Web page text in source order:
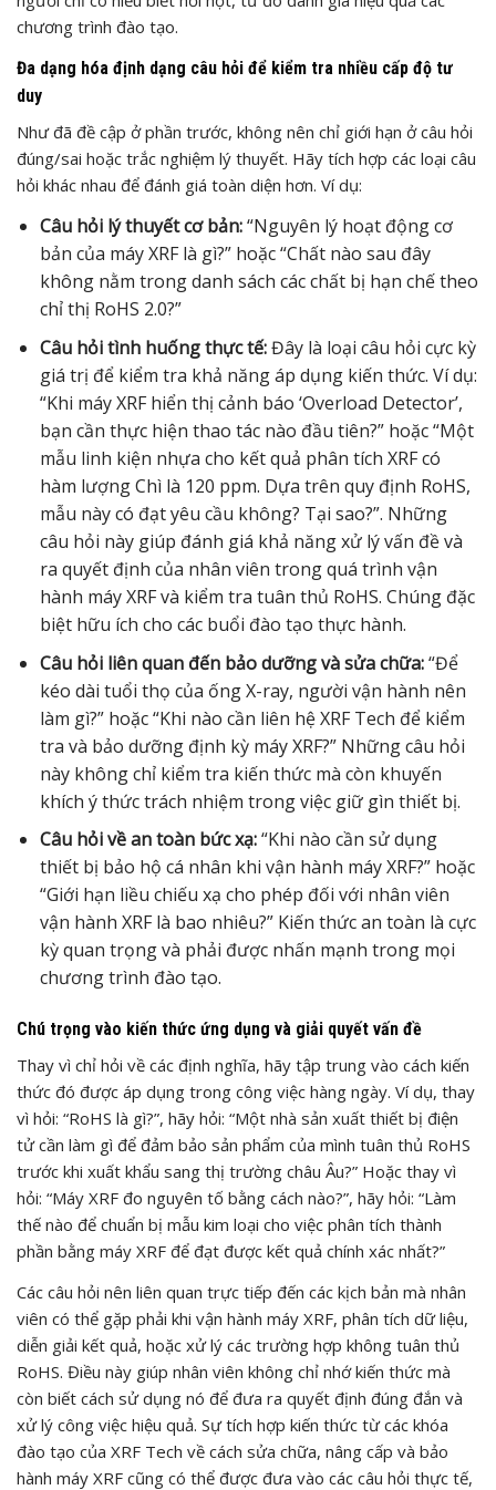
chương trình đào tạo.
Đa dạng hóa định dạng câu hỏi để kiểm tra nhiều cấp độ tư
duy
Như đã đề cập ở phần trước, không nên chỉ giới hạn ở câu hỏi
đúng/sai hoặc trắc nghiệm lý thuyết. Hãy tích hợp các loại câu
hỏi khác nhau để đánh giá toàn diện hơn. Ví dụ:
Câu hỏi lý thuyết cơ bản:“Nguyên lý hoạt động cơ
bản của máy XRF là gì?” hoặc “Chất nào sau đây
không nằm trong danh sách các chất bị hạn chế theo
chỉ thị RoHS 2.0?”
Câu hỏi tình huống thực tế:Đây là loại câu hỏi cực kỳ
giá trị để kiểm tra khả năng áp dụng kiến thức. Ví dụ:
“Khi máy XRF hiển thị cảnh báo ‘Overload Detector’,
bạn cần thực hiện thao tác nào đầu tiên?” hoặc “Một
mẫu linh kiện nhựa cho kết quả phân tích XRF có
hàm lượng Chì là 120 ppm. Dựa trên quy định RoHS,
mẫu này có đạt yêu cầu không? Tại sao?”. Những
câu hỏi này giúp đánh giá khả năng xử lý vấn đề và
ra quyết định của nhân viên trong quá trình vận
hành máy XRF và kiểm tra tuân thủ RoHS. Chúng đặc
biệt hữu ích cho các buổi đào tạo thực hành.
Câu hỏi liên quan đến bảo dưỡng và sửa chữa:“Để
kéo dài tuổi thọ của ống X-ray, người vận hành nên
làm gì?” hoặc “Khi nào cần liên hệ XRF Tech để kiểm
tra và bảo dưỡng định kỳ máy XRF?” Những câu hỏi
này không chỉ kiểm tra kiến thức mà còn khuyến
khích ý thức trách nhiệm trong việc giữ gìn thiết bị.
Câu hỏi về an toàn bức xạ:“Khi nào cần sử dụng
thiết bị bảo hộ cá nhân khi vận hành máy XRF?” hoặc
“Giới hạn liều chiếu xạ cho phép đối với nhân viên
vận hành XRF là bao nhiêu?” Kiến thức an toàn là cực
kỳ quan trọng và phải được nhấn mạnh trong mọi
chương trình đào tạo.
Chú trọng vào kiến thức ứng dụng và giải quyết vấn đề
Thay vì chỉ hỏi về các định nghĩa, hãy tập trung vào cách kiến
thức đó được áp dụng trong công việc hàng ngày. Ví dụ, thay
vì hỏi: “RoHS là gì?”, hãy hỏi: “Một nhà sản xuất thiết bị điện
tử cần làm gì để đảm bảo sản phẩm của mình tuân thủ RoHS
trước khi xuất khẩu sang thị trường châu Âu?” Hoặc thay vì
hỏi: “Máy XRF đo nguyên tố bằng cách nào?”, hãy hỏi: “Làm
thế nào để chuẩn bị mẫu kim loại cho việc phân tích thành
phần bằng máy XRF để đạt được kết quả chính xác nhất?”
Các câu hỏi nên liên quan trực tiếp đến các kịch bản mà nhân
viên có thể gặp phải khi vận hành máy XRF, phân tích dữ liệu,
diễn giải kết quả, hoặc xử lý các trường hợp không tuân thủ
RoHS. Điều này giúp nhân viên không chỉ nhớ kiến thức mà
còn biết cách sử dụng nó để đưa ra quyết định đúng đắn và
xử lý công việc hiệu quả. Sự tích hợp kiến thức từ các khóa
đào tạo của XRF Tech về cách sửa chữa, nâng cấp và bảo
hành máy XRF cũng có thể được đưa vào các câu hỏi thực tế,